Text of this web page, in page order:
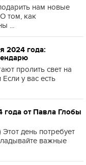
нам новые
том, как
...
2024 года:
пролить свет на
у вас есть
года от Павла Глобы
день потребует
важные